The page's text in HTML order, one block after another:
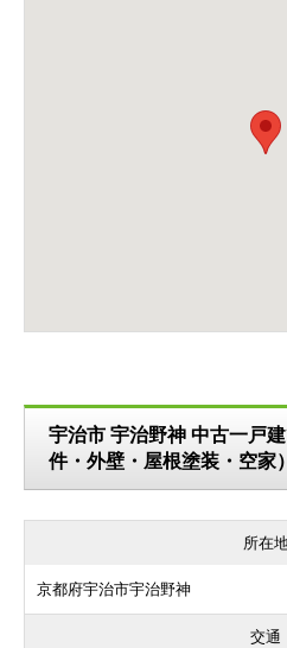
宇治市 宇治野神 中古一戸
件・外壁・屋根塗装・空家
所在
京都府宇治市宇治野神
交通